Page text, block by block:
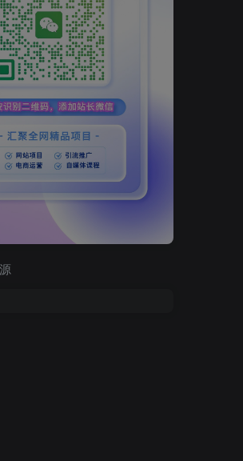
数字人2.0，2024下半年最火项目，无限免费生成视频，可实现任何场景，用任何形象，任何声音，说任何话，5分钟生成一条原创口播视频。